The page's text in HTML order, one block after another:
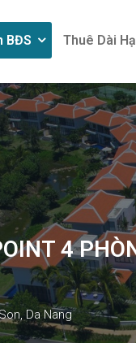
BĐS Thuê Dài
BĐS Thuê Dài
4
Da Nang